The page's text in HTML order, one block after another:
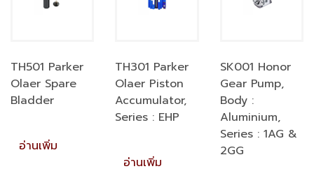
TH501 Parker
Olaer Spare
Bladder
อ่านเพิ่ม
TH301 Parker
Olaer Piston
Accumulator,
Series : EHP
อ่านเพิ่ม
SK001 Honor
Gear Pump,
Body :
Aluminium,
Series : 1AG &
2GG